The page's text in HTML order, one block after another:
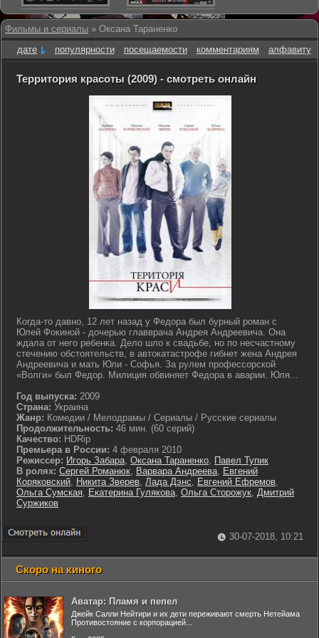
Фильмы и сериалы » Оксана Тараненко
дате
популярности посещаемости комментариям алфавиту
Территория красоты (2009) - смотреть онлайн
Когда-то давно, 12 лет назад у Федора был бурный роман с
Юлей Фокиной - дочерью главврача Андрея Андреевича. Она
ждала от него ребенка. Дело шло к свадьбе, но по несчастному
стечению обстоятельств, в автокатастрофе гибнет жена Андрея
Андреевича и мать Юли - Софья. За рулем профессорской
«Волги» был Федор. Милиция обвиняет Федора в аварии. Юля...
Год выпуска: 2009
Страна: Украина
Жанр: Комедии / Мелодрамы / Сериалы / Русские сериалы
Продолжительность: 46 мин. (60 серий)
Качество: HDRip
Премьера в России: 4 февраля 2010
Режиссер: Игорь Забара, Оксана Тараненко, Павел Тупик
В ролях: Сергей Романюк, Варвара Андреева, Евгений
Коряковский, Никита Зверев, Лада Дэнс, Евгений Ефремов,
Ольга Сумская, Екатерина Гулякова, Ольга Сторожук, Дмитрий
Суржиков
30-07-2018, 10:21
Скоро на киного
Аватар: Пламя и пепел
Джейк Салли Нейтири и их дети переживают смерть Нетейама
Противостояние с корпорацией...